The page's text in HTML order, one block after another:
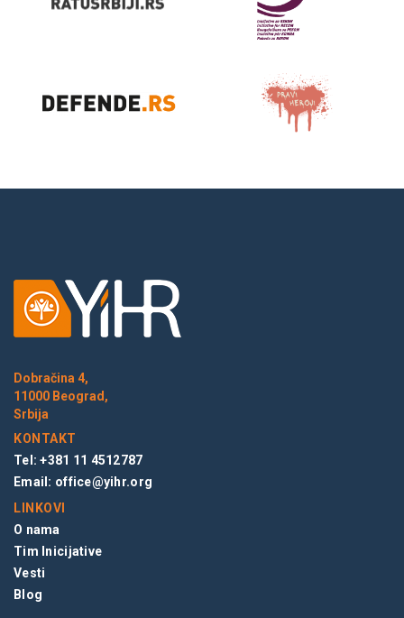
Dobračina 4,
11000 Beograd,
Srbija
KONTAKT
Tel: +381 11 4512787
Email: office@yihr.org
LINKOVI
O nama
Tim Inicijative
Vesti
Blog